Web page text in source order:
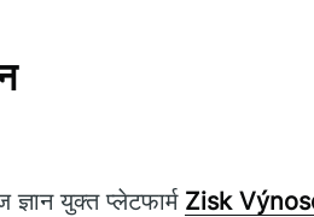
युक्त प्लेटफार्म Zisk